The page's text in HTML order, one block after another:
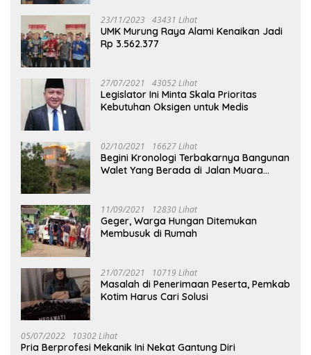
23/11/2023 43431 Lihat
UMK Murung Raya Alami Kenaikan Jadi
Rp 3.562.377
27/07/2021 43052 Lihat
Legislator Ini Minta Skala Prioritas
Kebutuhan Oksigen untuk Medis
02/10/2021 16627 Lihat
Begini Kronologi Terbakarnya Bangunan
Walet Yang Berada di Jalan Muara
11/09/2021 12830 Lihat
Geger, Warga Hungan Ditemukan
Membusuk di Rumah
21/07/2021 10719 Lihat
Masalah di Penerimaan Peserta, Pemkab
Kotim Harus Cari Solusi
05/07/2022 10302 Lihat
Pria Berprofesi Mekanik Ini Nekat Gantung Diri